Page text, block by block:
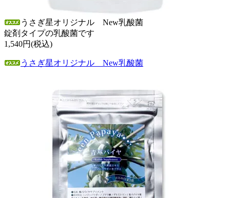
うさぎ星オリジナル New乳酸菌
錠剤タイプの乳酸菌です
1,540円(税込)
うさぎ星オリジナル New乳酸菌